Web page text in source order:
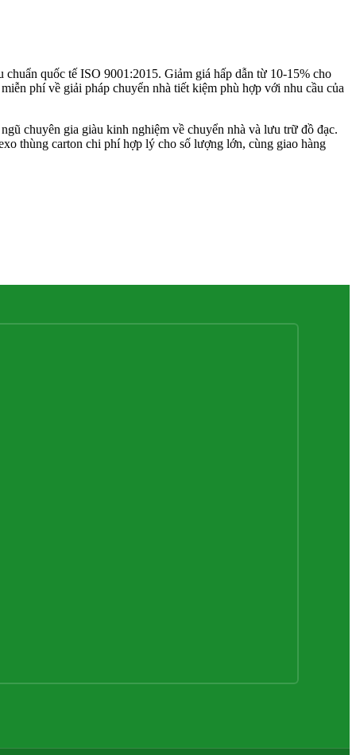
quốc tế ISO 9001:2015. Giảm giá hấp dẫn từ 10-15% cho
phí về giải pháp chuyển nhà tiết kiệm phù hợp với nhu cầu của
chuyên gia giàu kinh nghiệm về chuyển nhà và lưu trữ đồ đạc.
thùng carton chi phí hợp lý cho số lượng lớn, cùng giao hàng